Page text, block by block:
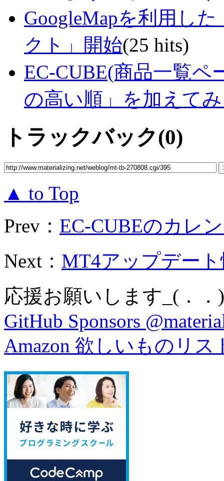
GoogleMapを利用した
クト」開始(25 hits)
EC-CUBE(商品一覧
の高い順」を加えて
トラックバック(0)
▲ to Top
Prev： EC-CUBEのカレ
Next： MT4アップデー
応援お願いします_(．．
GitHub Sponsors
Amazon 欲しいものリス